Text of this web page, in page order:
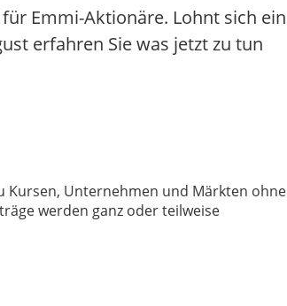
Emmi-Aktionäre. Lohnt sich ein
erfahren Sie was jetzt zu tun
Kursen, Unternehmen und Märkten ohne
werden ganz oder teilweise